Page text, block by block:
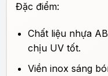
Đặc điểm:
Chất liệu nhựa
chịu UV tốt.
Viền inox sáng